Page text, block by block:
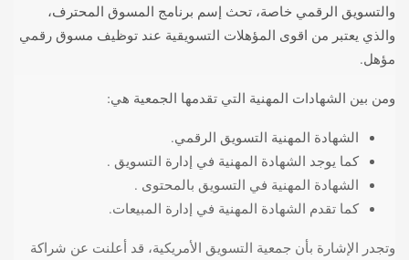
والتسويق الرقمي خاصة، تحث إسم برنامج المسوق المحترف،
والذي يعتبر من اقوى المؤهلات التسويقية عند توظيف مسوق رقمي
مؤهل.
ومن بين الشهادات المهنية التي تقدمها الجمعية هي:
الشهادة المهنية التسويق الرقمي.
كما يوجد الشهادة المهنية في إدارة التسويق .
الشهادة المهنية في التسويق بالمحتوى .
كما تقدم الشهادة المهنية في إدارة المبيعات.
وتجدر الإشارة بأن جمعية التسويق الأمريكية، قد أعلنت عن شراكة